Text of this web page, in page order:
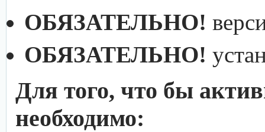
ОБЯЗАТЕЛЬНО!
ОБЯЗАТЕЛЬНО!
Для того, что бы
необходимо: